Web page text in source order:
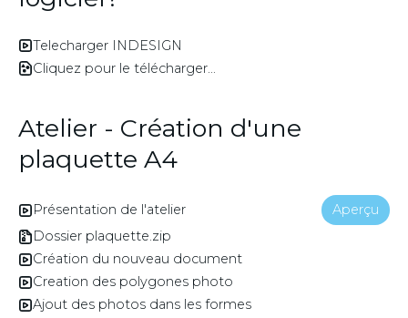
Telecharger INDESIGN
Cliquez pour le télécharger...
Atelier - Création d'une
plaquette A4
Présentation de l'atelier
Aperçu
Dossier plaquette.zip
Création du nouveau document
Creation des polygones photo
Ajout des photos dans les formes